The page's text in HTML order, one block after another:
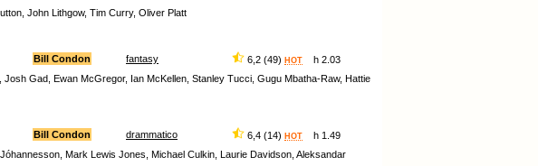
John Lithgow, Tim Curry, Oliver Platt
Bill Condon fantasy 6,2 (49) HOT h 2.03
Gad, Ewan McGregor, Ian McKellen, Stanley Tucci, Gugu Mbatha-Raw, Hattie
Bill Condon drammatico 6,4 (14) HOT h 1.49
Mark Lewis Jones, Michael Culkin, Laurie Davidson, Aleksandar